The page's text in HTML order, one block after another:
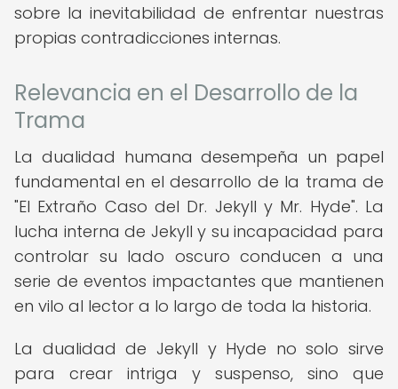
sobre la inevitabilidad de enfrentar nuestras
propias contradicciones internas.
Relevancia en el Desarrollo de la
Trama
La dualidad humana desempeña un papel
fundamental en el desarrollo de la trama de
"El Extraño Caso del Dr. Jekyll y Mr. Hyde". La
lucha interna de Jekyll y su incapacidad para
controlar su lado oscuro conducen a una
serie de eventos impactantes que mantienen
en vilo al lector a lo largo de toda la historia.
La dualidad de Jekyll y Hyde no solo sirve
para crear intriga y suspenso, sino que